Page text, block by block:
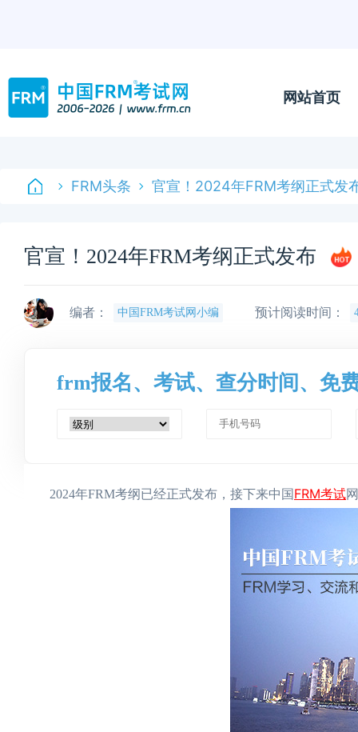
网站首页
FRM头条 官宣！2024年FRM考纲正式发
官宣！2024年FRM考纲正式发布
编者： 中国FRM考试网小编 预计阅读时间：
frm报名、考试、查分时间、免
2024年FRM考纲已经正式发布，接下来中国 FRM考试